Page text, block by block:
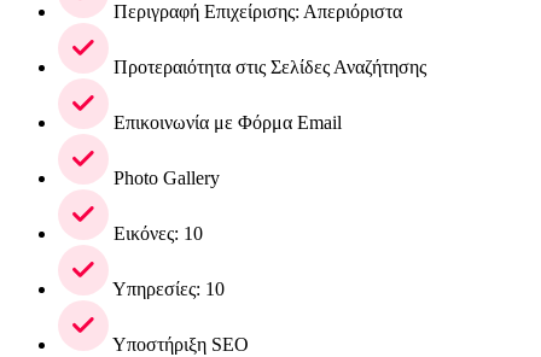
Περιγραφή Επιχείρισης: Απεριόριστα
Προτεραιότητα στις Σελίδες Αναζήτησης
Επικοινωνία με Φόρμα Email
Photo Gallery
Εικόνες: 10
Υπηρεσίες: 10
Υποστήριξη SEO